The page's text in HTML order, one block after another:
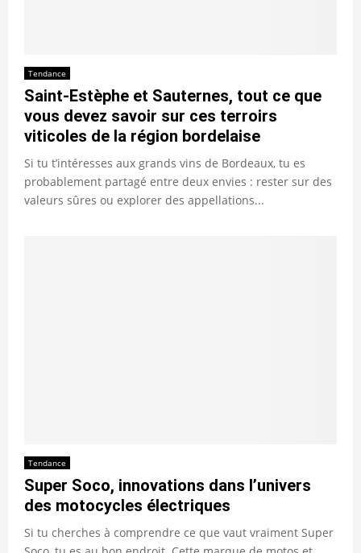
Tendance
Saint-Estèphe et Sauternes, tout ce que
vous devez savoir sur ces terroirs
viticoles de la région bordelaise
Si tu t’intéresses aux grands vins de Bordeaux, tu es
probablement partagé entre deux envies : rester sur des
valeurs sûres ou explorer des appellations...
Tendance
Super Soco, innovations dans l’univers
des motocycles électriques
Si tu cherches à comprendre ce que vaut vraiment Super